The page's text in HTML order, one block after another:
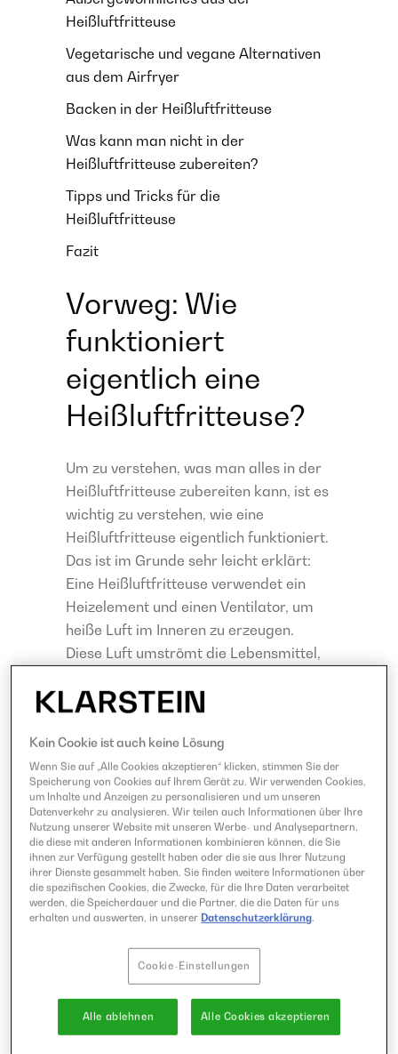
Heißluftfritteuse
Vegetarische und vegane Alternativen
aus dem Airfryer
Backen in der Heißluftfritteuse
Was kann man nicht in der
Heißluftfritteuse zubereiten?
Tipps und Tricks für die
Heißluftfritteuse
Fazit
Vorweg: Wie
funktioniert
eigentlich eine
Heißluftfritteuse?
Um zu verstehen, was man alles in der
Heißluftfritteuse zubereiten kann, ist es
wichtig zu verstehen, wie eine
Heißluftfritteuse eigentlich funktioniert.
Das ist im Grunde sehr leicht erklärt:
Eine Heißluftfritteuse verwendet ein
Heizelement und einen Ventilator, um
heiße Luft im Inneren zu erzeugen.
Diese Luft umströmt die Lebensmittel,
ihnen eine knusprige Textur, ähnlich wie
gar keinem zusätzlichen Fett.
Klassische Rezepte
für
Heißluftfritteusen
Bei der Frage: “Was kann man alles in
der Heißluftfritteuse machen?” wird
wohl die erste und häufigste Antwort
sein: Pommes! Denn dadurch ist der
Airfryer im Grunde bekannt geworden:
Knusprige Pommes ohne übermäßigen
Kein Cookie ist auch keine Lösung
Wenn Sie auf „Alle Cookies akzeptieren“ klicken, stimmen Sie der
Speicherung von Cookies auf Ihrem Gerät zu. Wir verwenden Cookies,
um Inhalte und Anzeigen zu personalisieren und um unseren
Datenverkehr zu analysieren. Wir teilen auch Informationen über Ihre
Nutzung unserer Website mit unseren Werbe- und Analysepartnern,
die diese mit anderen Informationen kombinieren können, die Sie
ihnen zur Verfügung gestellt haben oder die sie aus Ihrer Nutzung
ihrer Dienste gesammelt haben. Sie finden weitere Informationen über
die spezifischen Cookies, die Zwecke, für die Ihre Daten verarbeitet
werden, die Speicherdauer und die Partner, die die Daten für uns
erhalten und auswerten, in unserer Datenschutzerklärung.
Cookie-Einstellungen
Alle ablehnen Alle Cookies akzeptieren